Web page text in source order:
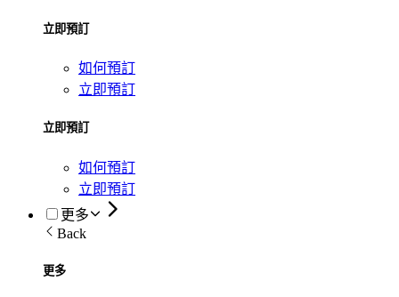
立即預訂
如何預訂
立即預訂
立即預訂
如何預訂
立即預訂
更多
Back
更多